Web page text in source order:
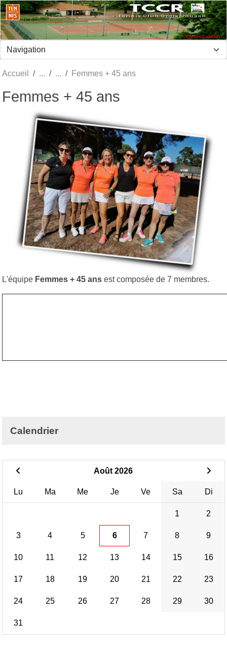
Accueil Femmes + 45 ans
Femmes + 45 ans
L'équipe Femmes + 45 ans est composée de 7 membres.
Calendrier
Août 2026
Lu Ma Me Je Ve Sa Di
1 2
3 4 5 6 7 8 9
10 11 12 13 14 15 16
17 18 19 20 21 22 23
24 25 26 27 28 29 30
31
Panneau de gestion des cookies